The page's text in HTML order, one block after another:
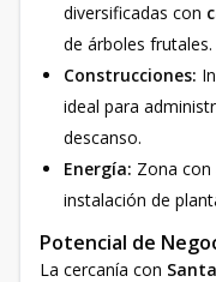
diversificadas con
de árboles frutales.
Construcciones:
ideal para
descanso.
Energía: Zona con
instalación de
Potencial de
La cercanía con